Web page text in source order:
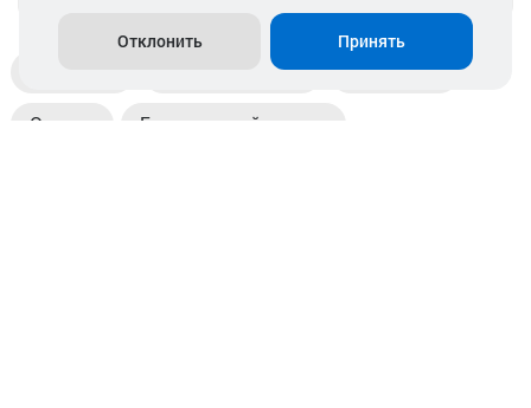
Пункты выдачи Магазины
Оплата Безналичный расчет
Отклонить Принять